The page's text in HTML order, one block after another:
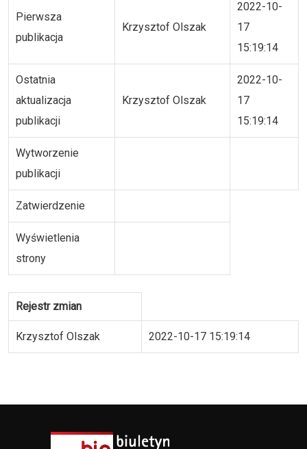
Pierwsza
publikacja
Krzysztof Olszak
2022-10-
17
15:19:14
Ostatnia
aktualizacja
publikacji
Krzysztof Olszak
2022-10-
17
15:19:14
Wytworzenie
publikacji
Zatwierdzenie
Wyświetlenia
strony
Rejestr zmian
Krzysztof Olszak 2022-10-17 15:19:14